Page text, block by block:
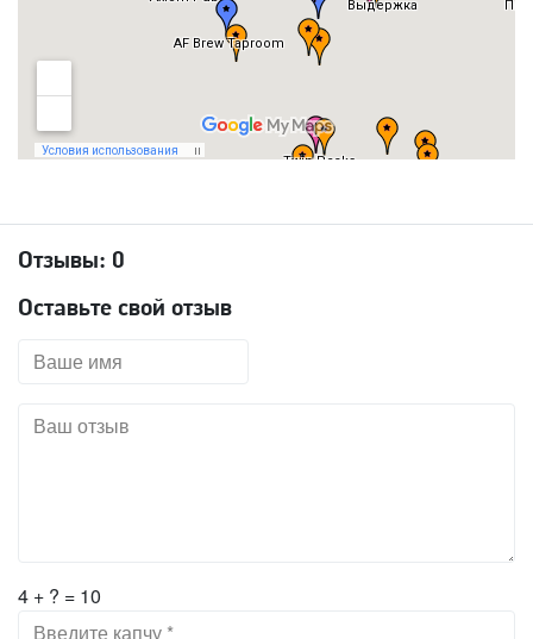
Отзывы: 0
Оставьте свой отзыв
4 + ? = 10